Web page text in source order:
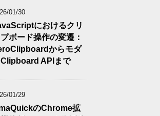
01/30
におけるクリ
ボード操作の変遷：
からモダ
Clipboard APIまで
01/29
のChrome拡